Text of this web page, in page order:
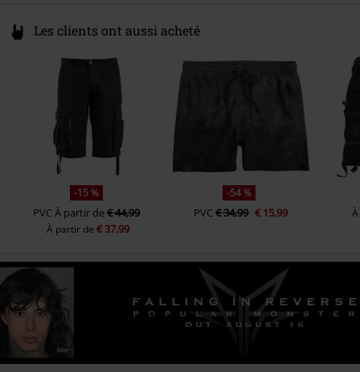
Les clients ont aussi acheté
-15 %
PVCÀ partir de€ 44,99
À partir de€ 37,99
-54 %
PVC€ 34,99 € 15,99